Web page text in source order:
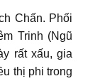
Chấn. Phối
Trinh (Ngũ
rất xấu, gia
thị phi trong